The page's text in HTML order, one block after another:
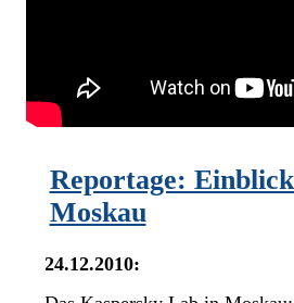
Reportage:
Moskau
24.12.2010: